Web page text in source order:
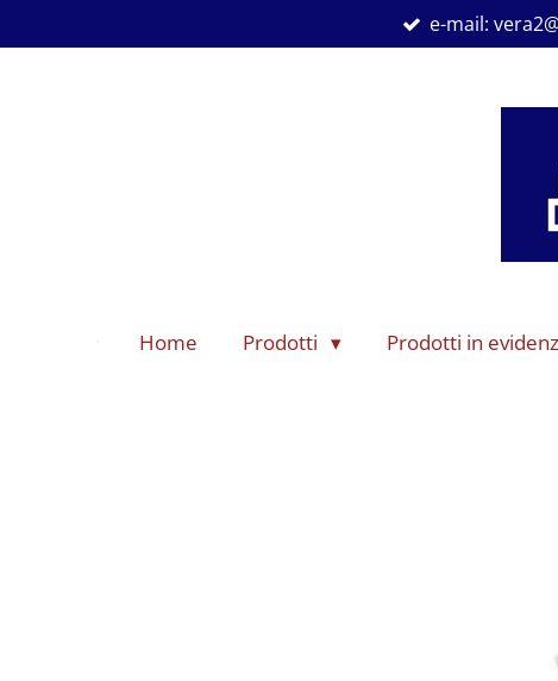
al
e-mail:
Home Prodotti Prodotti in